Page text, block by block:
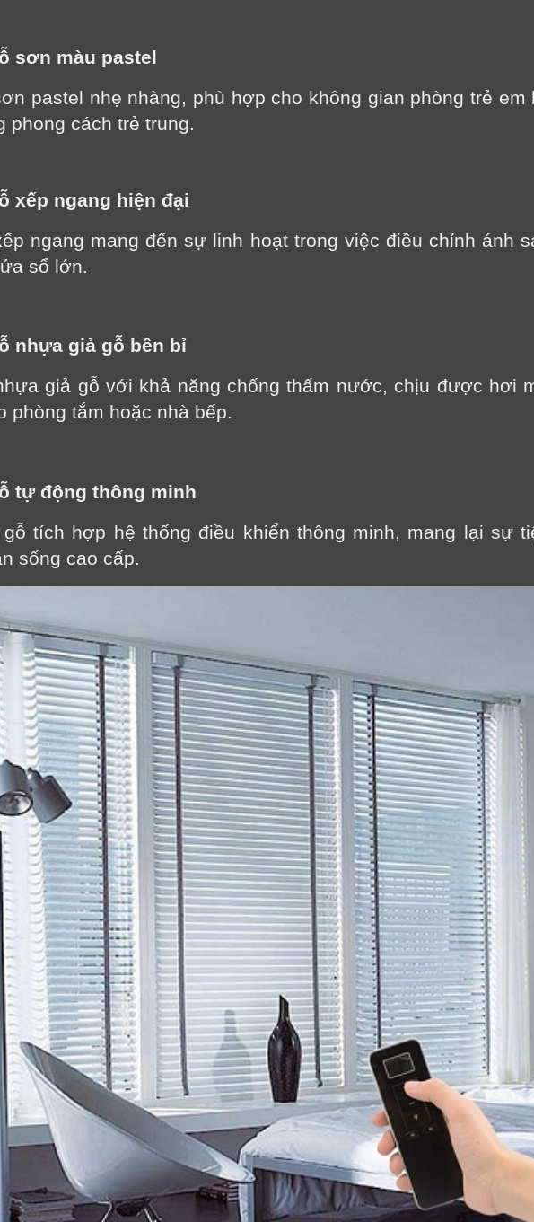
sơn màu pastel
pastel nhẹ nhàng, phù hợp cho không gian phòng trẻ em
phong cách trẻ trung.
xếp ngang hiện đại
ngang mang đến sự linh hoạt trong việc điều chỉnh ánh
sổ lớn.
nhựa giả gỗ bền bỉ
giả gỗ với khả năng chống thấm nước, chịu được hơi
phòng tắm hoặc nhà bếp.
tự động thông minh
gỗ tích hợp hệ thống điều khiển thông minh, mang lại sự
sống cao cấp.
Chúng tôi sẽ liên hệ lại trong thời gian sớm nhất